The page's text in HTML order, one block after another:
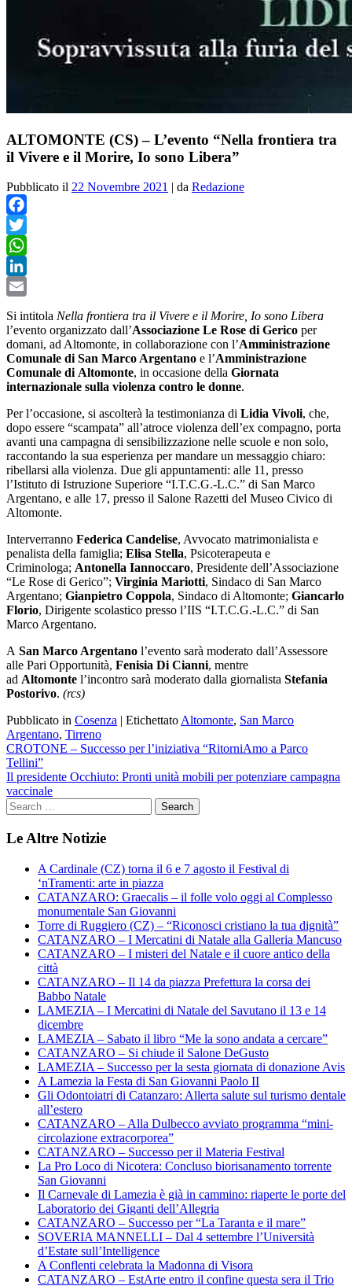
ALTOMONTE (CS) – L’evento “Nella frontiera tra
il Vivere e il Morire, Io sono Libera”
Pubblicato il 22 Novembre 2021 | da Redazione
Facebook
Twitter
WhatsApp
LinkedIn
Si intitola Nella frontiera tra il Vivere e il Morire, Io sono Libera
l’evento organizzato dall’Associazione Le Rose di Gerico per
domani, ad Altomonte, in collaborazione con l’Amministrazione
Comunale di San Marco Argentano e l’Amministrazione
Comunale di Altomonte, in occasione della Giornata
internazionale sulla violenza contro le donne.
Per l’occasione, si ascolterà la testimonianza di Lidia Vivoli, che,
dopo essere “scampata” all’atroce violenza dell’ex compagno, porta
avanti una campagna di sensibilizzazione nelle scuole e non solo,
raccontando la sua esperienza per mandare un messaggio chiaro:
ribellarsi alla violenza. Due gli appuntamenti: alle 11, presso
l’Istituto di Istruzione Superiore “I.T.C.G.-L.C.” di San Marco
Argentano, e alle 17, presso il Salone Razetti del Museo Civico di
Altomonte.
Interverranno Federica Candelise, Avvocato matrimonialista e
penalista della famiglia; Elisa Stella, Psicoterapeuta e
Criminologa; Antonella Iannoccaro, Presidente dell’Associazione
“Le Rose di Gerico”; Virginia Mariotti, Sindaco di San Marco
Argentano; Gianpietro Coppola, Sindaco di Altomonte; Giancarlo
Florio, Dirigente scolastico presso l’IIS “I.T.C.G.-L.C.” di San
Marco Argentano.
A San Marco Argentano l’evento sarà moderato dall’Assessore
alle Pari Opportunità, Fenisia Di Cianni, mentre
ad Altomonte l’incontro sarà moderato dalla giornalista Stefania
Postorivo. (rcs)
Pubblicato in Cosenza | EtichettatoAltomonte, San Marco
Argentano, Tirreno
Navigazione
articoli
CROTONE – Successo per l’iniziativa “RitorniAmo a Parco
Tellini”
Il presidente Occhiuto: Pronti unità mobili per potenziare campagna
vaccinale
Le Altre Notizie
A Cardinale (CZ) torna il 6 e 7 agosto il Festival di
‘nTramenti: arte in piazza
CATANZARO: Graecalis – il folle volo oggi al Complesso
monumentale San Giovanni
Torre di Ruggiero (CZ) – “Riconosci cristiano la tua dignità”
CATANZARO – I Mercatini di Natale alla Galleria Mancuso
CATANZARO – I misteri del Natale e il cuore antico della
città
CATANZARO – Il 14 da piazza Prefettura la corsa dei
Babbo Natale
LAMEZIA – I Mercatini di Natale del Savutano il 13 e 14
dicembre
LAMEZIA – Sabato il libro “Me la sono andata a cercare”
CATANZARO – Si chiude il Salone DeGusto
LAMEZIA – Successo per la sesta giornata di donazione Avis
A Lamezia la Festa di San Giovanni Paolo II
Gli Odontoiatri di Catanzaro: Allerta salute sul turismo dentale
all’estero
CATANZARO – Alla Dulbecco avviato programma “mini-
circolazione extracorporea”
CATANZARO – Successo per il Materia Festival
La Pro Loco di Nicotera: Concluso biorisanamento torrente
San Giovanni
Il Carnevale di Lamezia è già in cammino: riaperte le porte del
Laboratorio dei Giganti dell’Allegria
CATANZARO – Successo per “La Taranta e il mare”
SOVERIA MANNELLI – Dal 4 settembre l’Università
d’Estate sull’Intelligence
A Conflenti celebrata la Madonna di Visora
CATANZARO – EstArte entro il confine questa sera il Trio